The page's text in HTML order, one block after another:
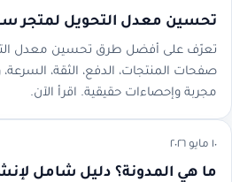
تحسين معدل التحويل لمتجر سلة —
تعرّف على أفضل طرق تحسين معدل
صفحات المنتجات، الدفع، الثقة،
مجربة وإحصاءات حقيقية. اقرأ الآن.
١٠ مايو ٢٠٢٦
ما هي المدونة؟ دليل شامل